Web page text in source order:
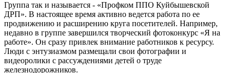
Группа так и называется - «Профком ППО Куйбышевской
ДРП». В настоящее время активно ведется работа по ее
продвижению и расширению круга посетителей. Например,
недавно в группе завершился творческий фотоконкурс «Я на
работе». Он сразу привлек внимание работников к ресурсу.
Люди с энтузиазмом размещали свои фотографии и
видеоролики с рассуждениями детей о труде
железнодорожников.